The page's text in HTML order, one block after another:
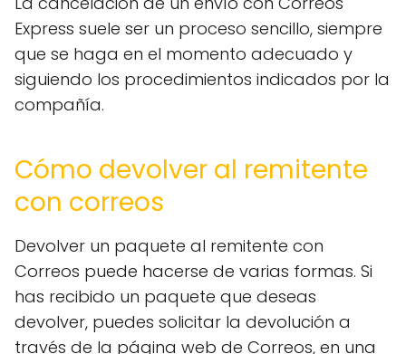
Express suele ser un proceso sencillo, siempre
que se haga en el momento adecuado y
siguiendo los procedimientos indicados por la
compañía.
Cómo devolver al remitente
con correos
Devolver un paquete al remitente con
Correos puede hacerse de varias formas. Si
has recibido un paquete que deseas
devolver, puedes solicitar la devolución a
través de la página web de Correos, en una